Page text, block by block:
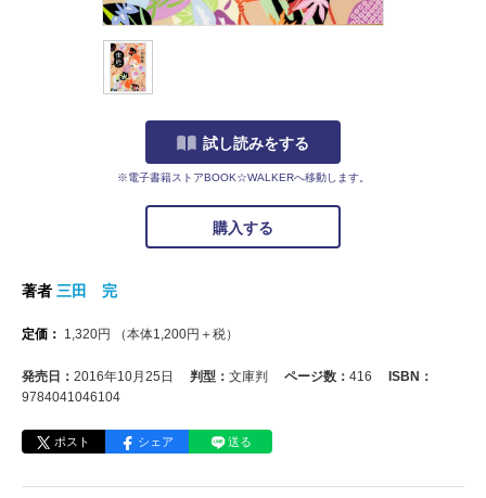
試し読みをする
※電子書籍ストアBOOK☆WALKERへ移動します。
購入する
著者 三田 完
定価： 1,320円 （本体1,200円＋税）
発売日： 2016年10月25日 判型： 文庫判 ページ数： 416
ISBN：
9784041046104
ポスト シェア 送る